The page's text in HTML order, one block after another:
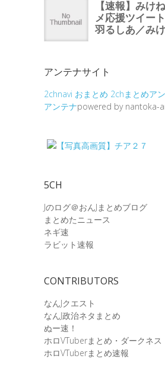
アンテナサイト
2chnavi おまとめ 2chまとめア
アンテナpowered by nantoka-
5CH
Jのログ＠おんJまとめブログ
まとめたニュース
ネギ速
ラビット速報
CONTRIBUTORS
なんJクエスト
なんJ政治ネタまとめ
ぬー速！
ホロVTuberまとめ・ダークネス
ホロVTuberまとめ速報